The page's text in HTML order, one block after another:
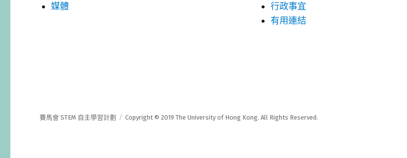
媒體
行政事宜
有用連結
賽馬會 STEM 自主學習計劃 Copyright © 2019 The University of Hong Kong. All Rights Reserved.